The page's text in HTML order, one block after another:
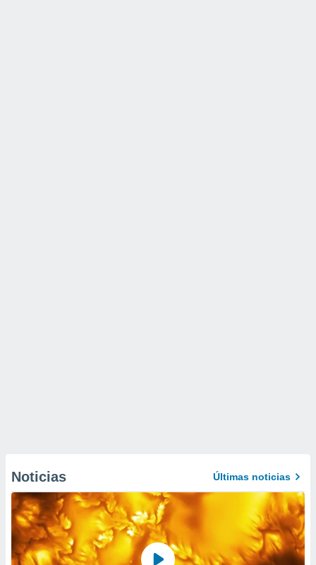
Noticias Últimas noticias